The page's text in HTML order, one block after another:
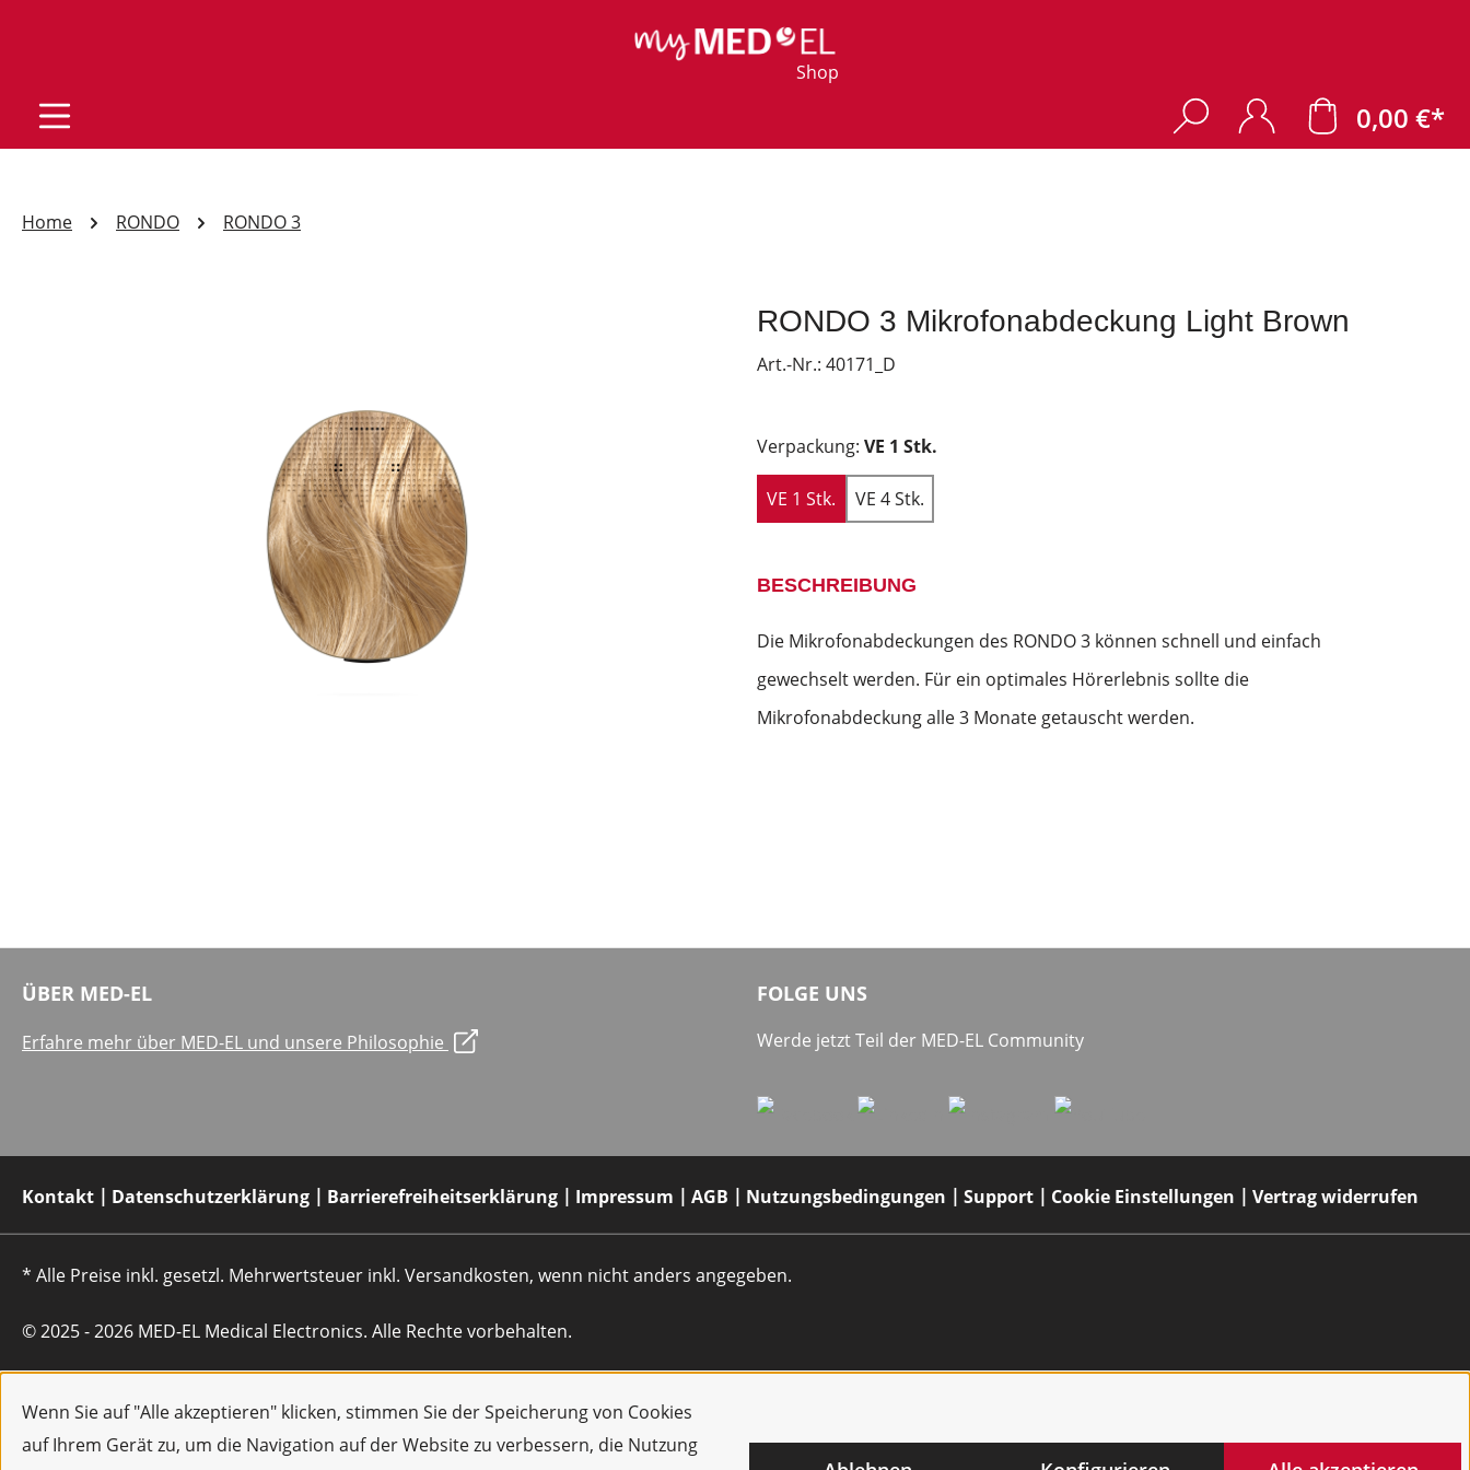
Wenn Sie auf "Alle akzeptieren" klicken, stimmen Sie der Speicherung von Cookies
auf Ihrem Gerät zu, um die Navigation auf der Website zu verbessern, die Nutzung
Shop
0,00 €*
Home RONDO RONDO 3
RONDO 3 Mikrofonabdeckung Light Brown
Art.-Nr.: 40171_D
Verpackung: VE 1 Stk.
VE 1 Stk. VE 4 Stk.
BESCHREIBUNG
Die Mikrofonabdeckungen des RONDO 3 können schnell und einfach
gewechselt werden. Für ein optimales Hörerlebnis sollte die
Mikrofonabdeckung alle 3 Monate getauscht werden.
ÜBER MED-EL
Erfahre mehr über MED-EL und unsere Philosophie
FOLGE UNS
Werde jetzt Teil der MED-EL Community
Kontakt Datenschutzerklärung Barrierefreiheitserklärung Impressum AGB Nutzungsbedingungen Support Cookie Einstellungen Vertrag widerrufen
* Alle Preise inkl. gesetzl. Mehrwertsteuer inkl. Versandkosten, wenn nicht anders angegeben.
© 2025 - 2026 MED-EL Medical Electronics. Alle Rechte vorbehalten.